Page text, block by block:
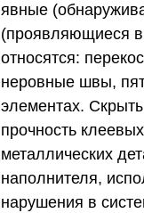
явные
(проявляющиеся
относятся:
неровные швы,
элементах.
прочность
металлических
наполнителя,
нарушения в